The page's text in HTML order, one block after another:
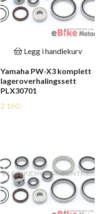
Legg i handlekurv
Yamaha PW-X3 komplett
lageroverhalingssett
PLX30701
2 160,-